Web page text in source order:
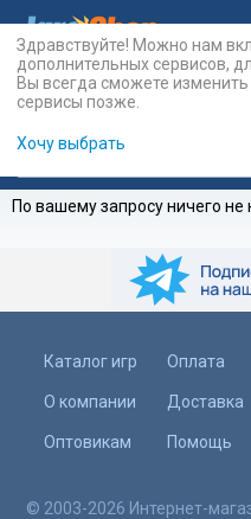
Карты
По вашему запросу ничего не
Каталог игр
О компании
Оптовикам
Оплата
Доставка
Помощь
© 2003-2026 Интернет-
Здравствуйте! Можно нам
дополнительных сервисов,
Вы всегда сможете
сервисы позже.
Хочу выбрать